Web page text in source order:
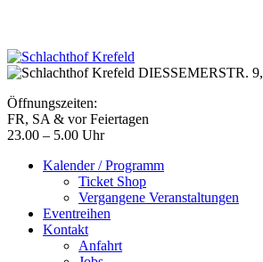
DIESSEMERSTR. 9,
Öffnungszeiten:
FR, SA & vor Feiertagen
23.00 – 5.00 Uhr
Kalender / Programm
Ticket Shop
Vergangene Veranstaltungen
Eventreihen
Kontakt
Anfahrt